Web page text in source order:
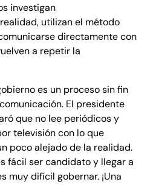
investigan
utilizan el método
directamente con
a repetir la
es un proceso sin fin
El presidente
que no lee periódicos y
televisión con lo que
poco alejado de la realidad.
fácil ser candidato y llegar a
muy difícil gobernar. ¡Una